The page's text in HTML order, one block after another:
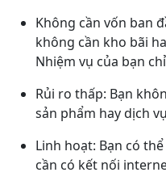
Không cần vốn ban
không cần kho bãi
Nhiệm vụ của bạn
Rủi ro thấp: Bạn
sản phẩm hay dịch
Linh hoạt: Bạn có
cần có kết nối